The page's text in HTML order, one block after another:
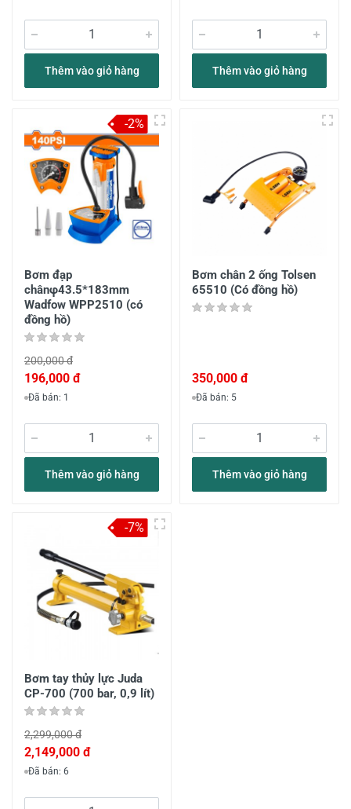
Thêm vào giỏ hàng Thêm vào giỏ hàng
Bơm đạp
chânφ43.5*183mm
Wadfow WPP2510 (có
đồng hồ)
200,000 đ
196,000 đ
Đã bán: 1
Thêm vào giỏ hàng
-2%
Bơm chân 2 ống Tolsen
65510 (Có đồng hồ)
350,000 đ
Đã bán: 5
Thêm vào giỏ hàng
Bơm tay thủy lực Juda
CP-700 (700 bar, 0,9 lít)
2,299,000 đ
2,149,000 đ
Đã bán: 6
-7%